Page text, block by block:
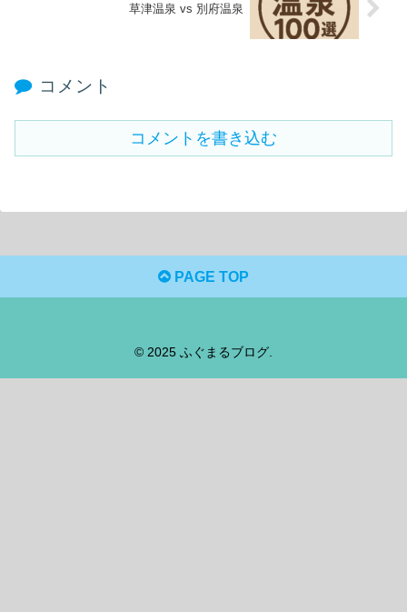
草津温泉 vs 別府温泉
コメント
コメントを書き込む
PAGE TOP
© 2025 ふぐまるブログ.